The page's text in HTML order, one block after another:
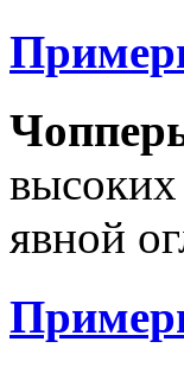
явной